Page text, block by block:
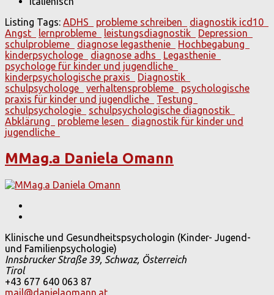
Listing Tags: ADHS probleme schreiben
diagnostik icd10
Angst
lernprobleme leistungsdiagnostik
Depression
schulprobleme
diagnose legasthenie
Hochbegabung
kinderpsychologe
diagnose adhs
Legasthenie
psychologe für kinder und jugendliche
kinderpsychologische praxis
Diagnostik
schulpsychologe
verhaltensprobleme
psychologische
praxis für kinder und jugendliche
Testung
schulpsychologie
schulpsychologische diagnostik
Abklärung
probleme lesen
diagnostik für kinder und
jugendliche
MMag.a Daniela Omann
Klinische und Gesundheitspsychologin (Kinder- Jugend-
und Familienpsychologie)
Innsbrucker Straße 39, Schwaz, Österreich
Tirol
+43 677 640 063 87
mail@danielaomann.at